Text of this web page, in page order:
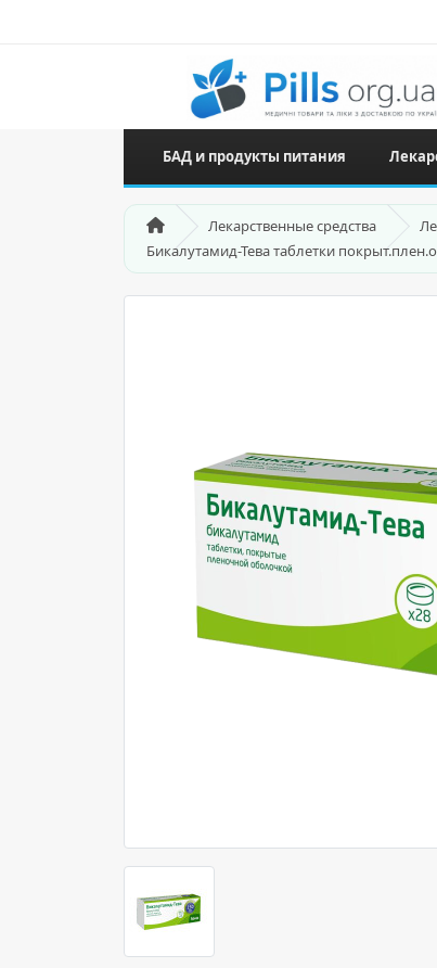
БАД и продукты питания
Лекарственные средства
Бикалутамид-Тева таблетки